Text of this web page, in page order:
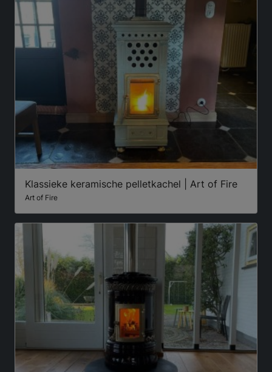
Klassieke keramische pelletkachel | Art of Fire
Art of Fire